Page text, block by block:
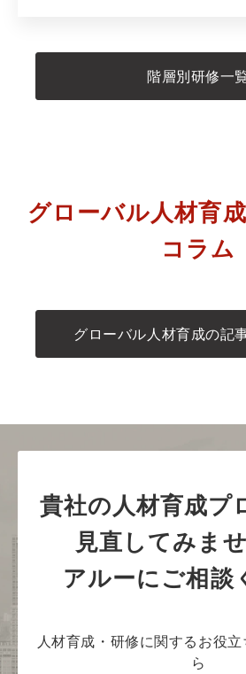
階層別研修一
グローバル人材育
コラム
グローバル人材育成の記
貴社の人材育成プ
見直してみま
アルーにご相談
人材育成・研修に関するお役
ら